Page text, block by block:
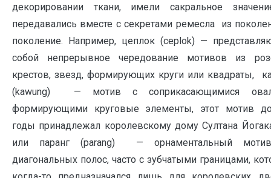
декорировании ткани, имели сакральное
передавались вместе с секретами ремесла из
поколение. Например, цеплок (ceplok) —
собой непрерывное чередование мотивов из
крестов, звезд, формирующих круги или квадраты,
(kawung) — мотив с соприкасающимися
формирующими круговые элементы, этот мотив
годы принадлежал королевскому дому Султана
или паранг (parang) — орнаментальный
диагональных полос, часто с зубчатыми границами,